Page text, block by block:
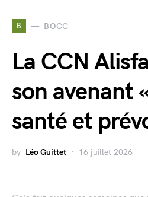
B BOCC
La CCN
son avenant
santé et
by Léo Guittet 16 juillet 2026